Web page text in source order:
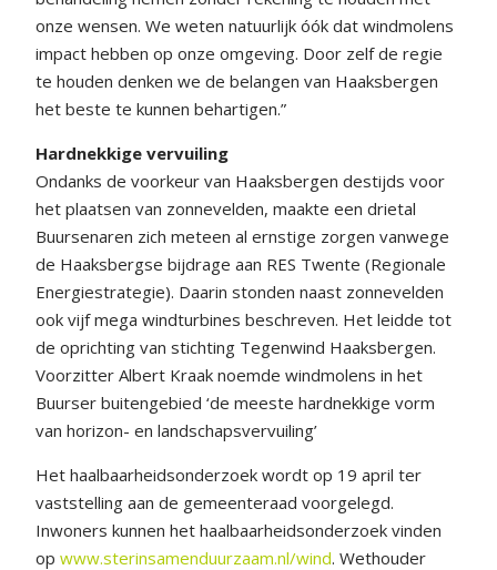
onze wensen. We weten natuurlijk óók dat windmolens
impact hebben op onze omgeving. Door zelf de regie
te houden denken we de belangen van Haaksbergen
het beste te kunnen behartigen.”
Hardnekkige vervuiling
Ondanks de voorkeur van Haaksbergen destijds voor
het plaatsen van zonnevelden, maakte een drietal
Buursenaren zich meteen al ernstige zorgen vanwege
de Haaksbergse bijdrage aan RES Twente (Regionale
Energiestrategie). Daarin stonden naast zonnevelden
ook vijf mega windturbines beschreven. Het leidde tot
de oprichting van stichting Tegenwind Haaksbergen.
Voorzitter Albert Kraak noemde windmolens in het
Buurser buitengebied ‘de meeste hardnekkige vorm
van horizon- en landschapsvervuiling’
Het haalbaarheidsonderzoek wordt op 19 april ter
vaststelling aan de gemeenteraad voorgelegd.
Inwoners kunnen het haalbaarheidsonderzoek vinden
op www.sterinsamenduurzaam.nl/wind. Wethouder